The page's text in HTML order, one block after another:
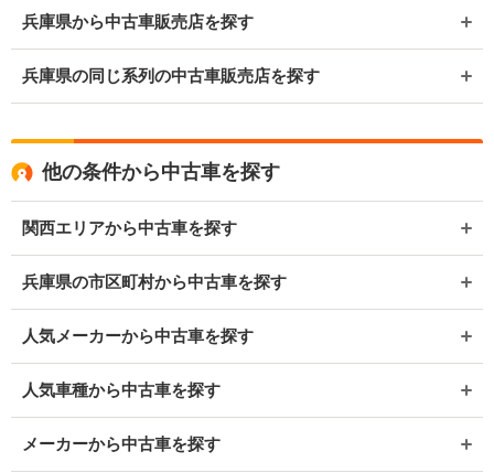
兵庫県から中古車販売店を探す
兵庫県の同じ系列の中古車販売店を探す
他の条件から中古車を探す
関西エリアから中古車を探す
兵庫県の市区町村から中古車を探す
人気メーカーから中古車を探す
人気車種から中古車を探す
メーカーから中古車を探す